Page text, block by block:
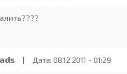
| Дата: 08.12.2011 - 01:29